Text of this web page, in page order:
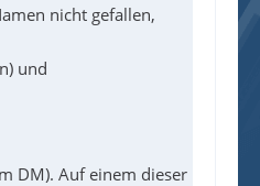
nicht gefallen,
und
DM). Auf einem dieser